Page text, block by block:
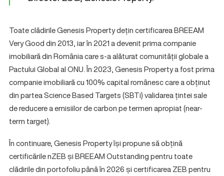
Toate clădirile Genesis Property dețin certificarea BREEAM
Very Good din 2013, iar în 2021 a devenit prima companie
imobiliară din România care s-a alăturat comunității globale a
Pactului Global al ONU. În 2023, Genesis Property a fost prima
companie imobiliară cu 100% capital românesc care a obținut
din partea Science Based Targets (SBTi) validarea țintei sale
de reducere a emisiilor de carbon pe termen apropiat (near-
term target).
În continuare, Genesis Property își propune să obțină
certificările nZEB și BREEAM Outstanding pentru toate
clădirile din portofoliu până în 2026 și certificarea ZEB pentru